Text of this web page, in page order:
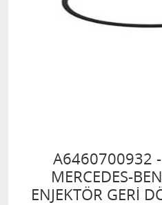
A6460700932
MERCEDES-
ENJEKTÖR GERİ